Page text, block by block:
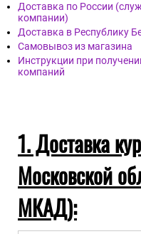
Доставка по России
компании)
Доставка в Республику
Самовывоз из магазина
Инструкции при
компаний
1. Доставка
Московской
МКАД):